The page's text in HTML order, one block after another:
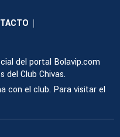
|
del portal Bolavip.com
del Club Chivas.
con el club. Para visitar el